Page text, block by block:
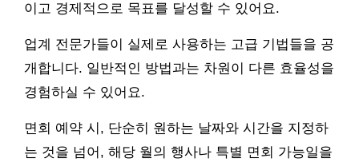
이고 경제적으로 목표를 달성할 수 있어요.
업계 전문가들이 실제로 사용하는 고급 기법들을 공
개합니다. 일반적인 방법과는 차원이 다른 효율성을
경험하실 수 있어요.
면회 예약 시, 단순히 원하는 날짜와 시간을 지정하
는 것을 넘어, 해당 월의 행사나 특별 면회 가능일을